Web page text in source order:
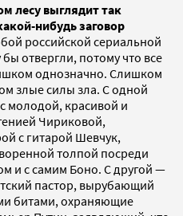
лесу выглядит так
нибудь заговор
российской сериальной
отвергли, потому что все
однозначно. Слишком
злые силы зла. С одной
молодой, красивой и
Чириковой,
с гитарой Шевчук,
толпой посреди
и с самим Боно. С другой —
пастор, вырубающий
битами, охраняющие